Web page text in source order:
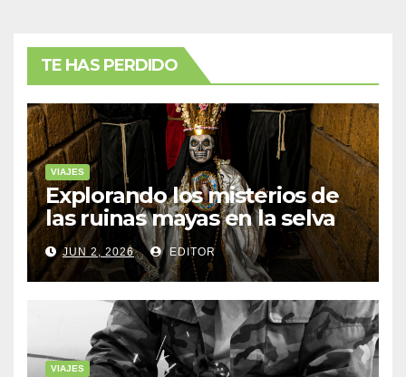
TE HAS PERDIDO
VIAJES
Explorando los misterios de
las ruinas mayas en la selva
de Yucatán
JUN 2, 2026 EDITOR
VIAJES